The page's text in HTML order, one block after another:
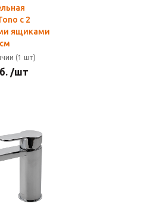
с 2
ящиками
(1 шт)
/шт